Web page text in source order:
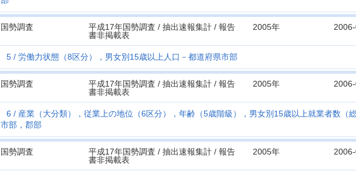
国勢調査
平成17年国勢調査 / 抽出速報集計 / 報告
書非掲載表
2005年
5 労働力状態（8区分），男女別15歳以上人口－都道府県市部
国勢調査
平成17年国勢調査 / 抽出速報集計 / 報告
書非掲載表
2005年
6
産業（大分類），従業上の地位（6区分），年齢（5歳階級），男女別15歳以上就業者数（
市部，郡部
国勢調査
平成17年国勢調査 / 抽出速報集計 / 報告
書非掲載表
2005年